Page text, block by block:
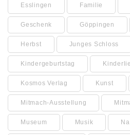
Esslingen Familie
Geschenk Göppingen
Herbst Junges Schloss
Kindergeburtstag
Kosmos Verlag Kunst
Mitmach-Ausstellung
Museum Musik